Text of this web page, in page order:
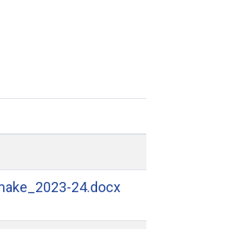
24.docx